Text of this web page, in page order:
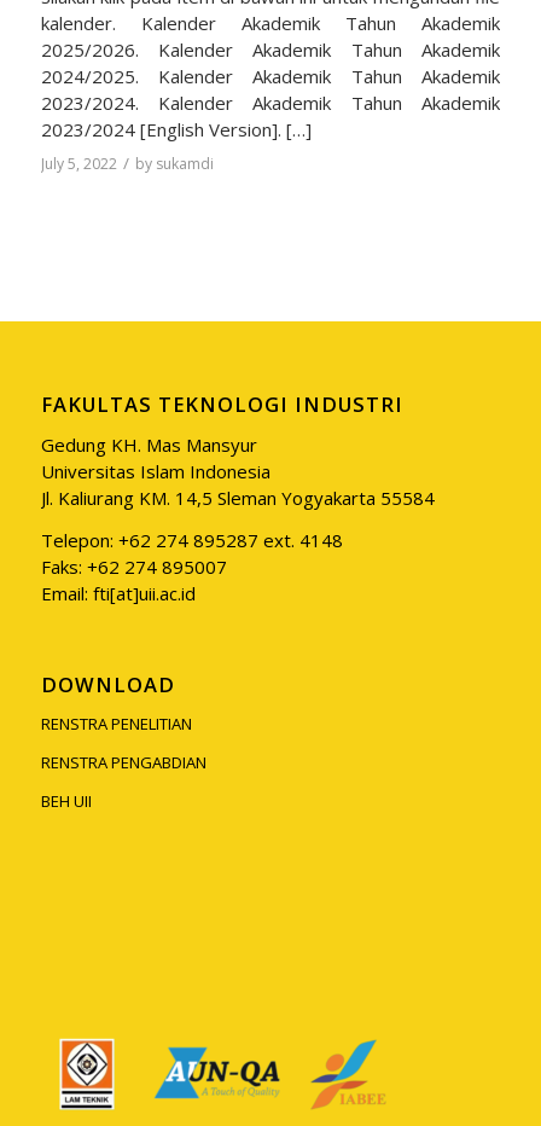
kalender. Kalender Akademik Tahun Akademik
2025/2026. Kalender Akademik Tahun Akademik
2024/2025. Kalender Akademik Tahun Akademik
2023/2024. Kalender Akademik Tahun Akademik
2023/2024 [English Version]. […]
July 5, 2022 / by sukamdi
FAKULTAS TEKNOLOGI INDUSTRI
Gedung KH. Mas Mansyur
Universitas Islam Indonesia
Jl. Kaliurang KM. 14,5 Sleman Yogyakarta 55584
Telepon: +62 274 895287 ext. 4148
Faks: +62 274 895007
Email: fti[at]uii.ac.id
DOWNLOAD
RENSTRA PENELITIAN
RENSTRA PENGABDIAN
BEH UII